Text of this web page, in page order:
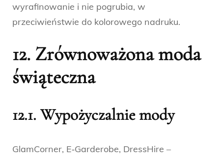
wyrafinowanie i nie pogrubia, w
przeciwieństwie do kolorowego nadruku.
12. Zrównoważonamoda
świąteczna
12.1. Wypożyczalnie mody
GlamCorner, E‑Garderobe, DressHire –